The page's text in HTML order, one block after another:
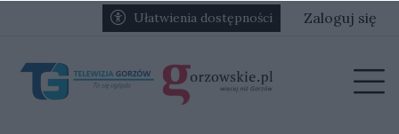
Przejdź do głównych treści
Przejdź do głównego menuUłatwienia dostępności Zaloguj się